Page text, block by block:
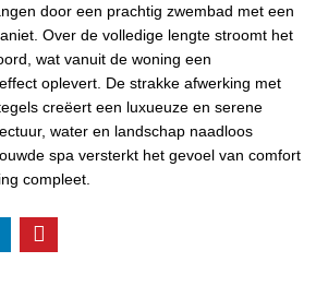
door een prachtig zwembad met een
Over de volledige lengte stroomt het
wat vanuit de woning een
oplevert. De strakke afwerking met
creëert een luxueuze en serene
water en landschap naadloos
spa versterkt het gevoel van comfort
compleet.